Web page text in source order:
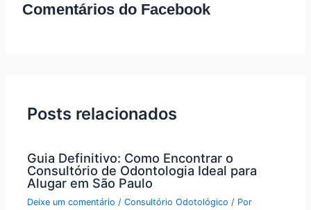
Comentários do Facebook
Posts relacionados
Guia Definitivo: Como Encontrar o
Consultório de Odontologia Ideal para
Alugar em São Paulo
Deixe um comentário /Consultório Odotológico / Por